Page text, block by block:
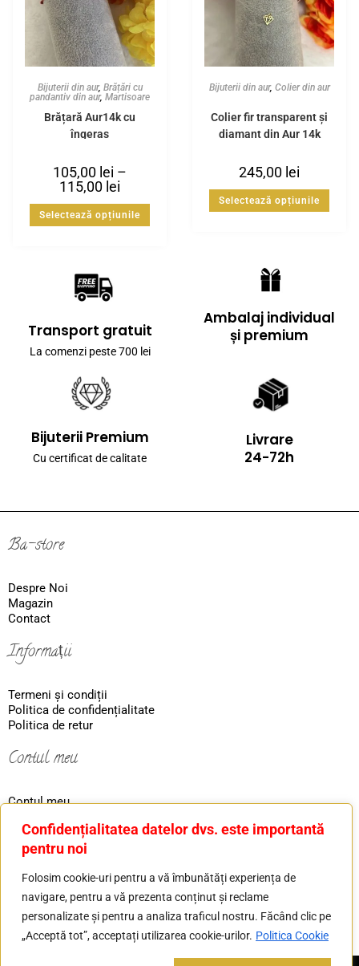
Confidențialitatea datelor dvs. este importantă
pentru noi
Folosim cookie-uri pentru a vă îmbunătăți experiența de
navigare, pentru a vă prezenta conținut și reclame
personalizate și pentru a analiza traficul nostru. Făcând clic pe
„Acceptă tot”, acceptați utilizarea cookie-urilor. Politica Cookie
Bijuterii din aur, Brățări cu
pandantiv din aur, Martisoare
Brățară Aur14k cu
îngeraș
105,00 lei –
115,00 lei
Selectează opțiunile
Bijuterii din aur, Colier din aur
Colier fir transparent și
diamant din Aur 14k
245,00 lei
Selectează opțiunile
Transport gratuit
La comenzi peste 700 lei
Ambalaj individual
și premium
Bijuterii Premium
Cu certificat de calitate
Livrare
24-72h
Ba-store
Despre Noi
Magazin
Contact
Informații
Termeni și condiții
Politica de confidențialitate
Politica de retur
Contul meu
Contul meu
Ordin
Mail: basilver.gold@gmail.com